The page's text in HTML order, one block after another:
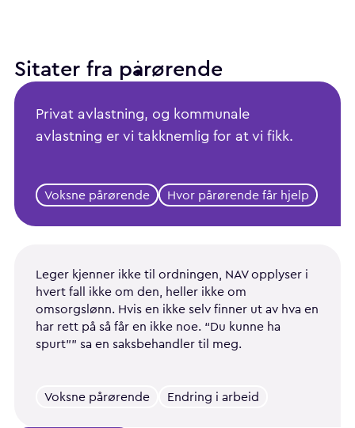
Sitater fra pårørende
Privat avlastning, og kommunale
avlastning er vi takknemlig for at vi fikk.
Voksne pårørende Hvor pårørende får hjelp
Leger kjenner ikke til ordningen, NAV opplyser i
hvert fall ikke om den, heller ikke om
omsorgslønn. Hvis en ikke selv finner ut av hva en
har rett på så får en ikke noe. “Du kunne ha
spurt”” sa en saksbehandler til meg.
Voksne pårørende Endring i arbeid